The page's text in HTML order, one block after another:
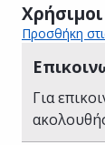
Προσθήκη
Για